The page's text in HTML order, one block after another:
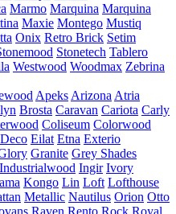
Marmo Marquina Marquina
Maxie Montego Mustiq
Onix Retro Brick Setim
Stonetech Tablero
Westwood Woodmax Zebrina
Apeks Arizona Atria
Brosta Caravan Cariota Carly
Coliseum Colorwood
Deco Eilat Etna Exterio
Granite Grey Shades
Industrialwood Ingir Ivory
Kongo Lin Loft Lofthouse
Metallic Nautilus Orion Otto